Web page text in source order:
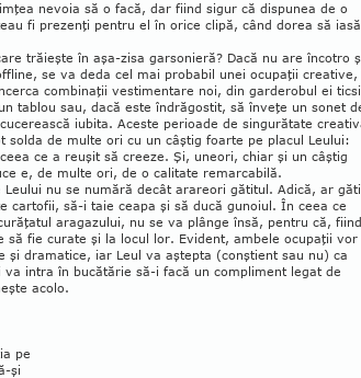
nevoia să o facă, dar fiind sigur că dis­punea de o
fi pre­zenţi pentru el în orice clipă, când dorea să iasă
trăieşte în aşa-zi­sa garsonieră? Dacă nu are încotro
se va deda cel mai probabil u­nei ocu­paţii creative,
combinaţii vestimentare noi, din garderobul ei
tablou sau, da­­că este îndrăgostit, să înveţe un sonet
iubita. Aceste perioade de singurătate
solda de multe ori cu un câştig foarte pe placul Leu­lui:
ce a reuşit să creeze. Şi, uneori, chiar şi un câştig
e, de multe ori, de o calitate remar­cabilă.
nu se numă­ră decât arareori gătitul. Adică, ar
cartofii, să-i taie ceapa şi să du­­că gunoiul. În ceea ce
aragazului, nu se va plânge însă, pentru că,
să fie cu­rate şi la locul lor. Evident, ambele ocupaţii vor
şi dramatice, iar Leul va aştepta (conştient sau nu) ca
intra în bucătărie să-i facă un com­pli­ment legat de
acolo.
pe
şi